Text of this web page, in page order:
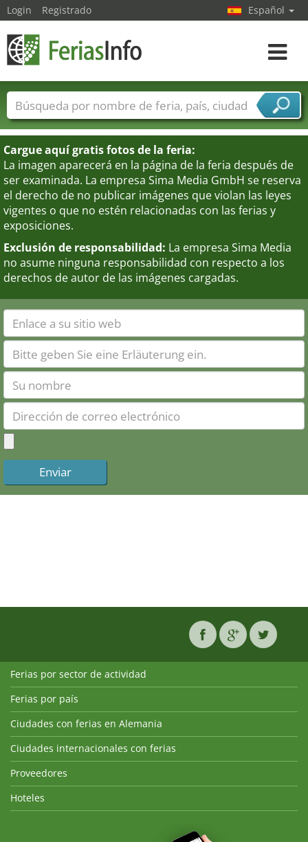
Cargue aquí gratis fotos de la feria:
La imagen aparecerá en la página de la feria después de
ser examinada. La empresa Sima Media GmbH se reserva
el derecho de no publicar imágenes que violan las leyes
vigentes o que no estén relacionadas con las ferias y
exposiciones.
Exclusión de responsabilidad: La empresa Sima Media
no asume ninguna responsabilidad con respecto a los
derechos de autor de las imágenes cargadas.
Login Registrado Español
toggle
Nombres de ferias Países
Ciudades
Sectores de ferias
Sectores de proveedor de servicios
Ferias por sector de actividad
Ferias por país
Ciudades con ferias en Alemania
Ciudades internacionales con ferias
Proveedores
Hoteles